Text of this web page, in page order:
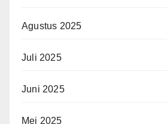
Agustus 2025
Juli 2025
Juni 2025
Mei 2025